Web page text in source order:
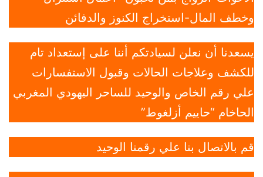
وخطف المال-استخراج الكنوز والدفائن
يسعدنا أن نعلن لسيادتكم أننا على إستعداد تام
للكشف وعلاجات الحالات وقبول الاستفسارات
علي رقم الخاص والوحيد للساحر اليهودي المغربي
الحاخام “حاييم أزلغوط”
قم بالاتصال بنا علي رقمنا الوحيد